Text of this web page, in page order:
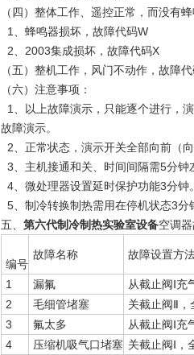
（四）整体工作、遥控正常，而没有
1、蜂鸣器损坏，故障代码W
2、2003集成损坏，故障代码X
（五）整机工作，风门不动作，故障
（六）注意事项：
1、以上故障演示，只能逐个进行，
故障演示。
2、正常状态，演示开关全部向前（向
3、主机接通和关、时间间隔需5分钟
4、微处理器设置延时保护功能3分钟。
5、制冷转换制热需用在停机状态3分
五、 第六代制冷制热实验室设备空调
编号
故障名称 故障设置方
1 漏氟
从截止阀Ⅰ充
2
毛细管堵塞
关截止阀Ⅱ
3
氟太多
从截止阀Ⅰ
4
压缩机吸气口堵塞 关截止阀Ⅰ，